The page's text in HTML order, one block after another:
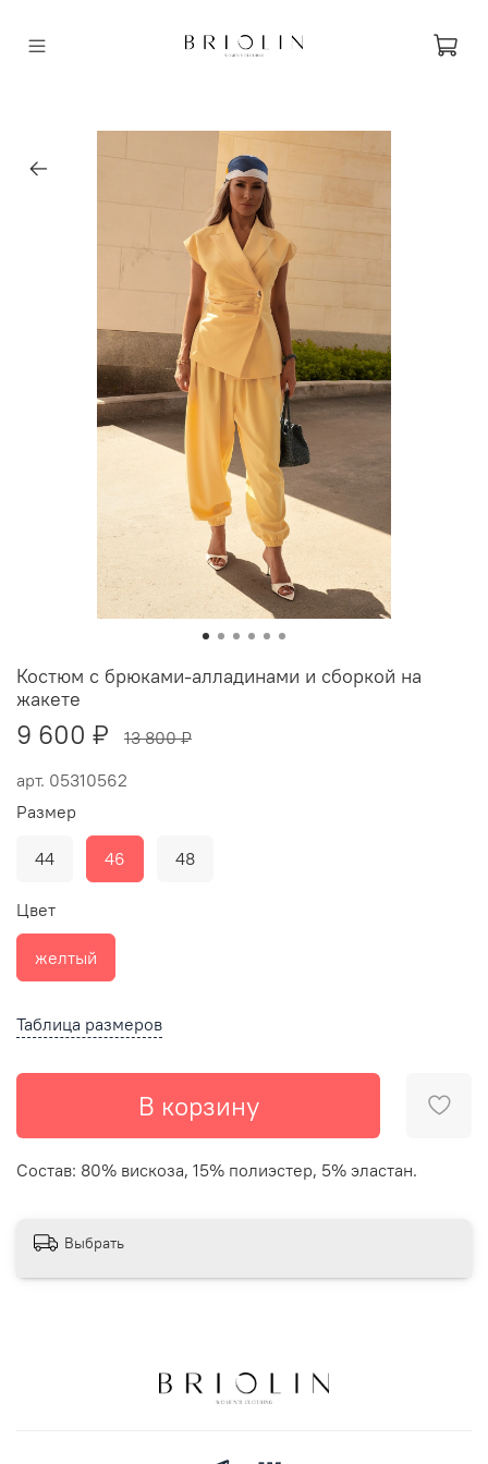
арт. 05310562
Костюм с брюками-алладинами и сборкой на
жакете
9 600 ₽ 13 800 ₽
Таблица размеров
В корзину
Размер
44 46 48
Цвет
желтый
Состав: 80% вискоза, 15% полиэстер, 5% эластан.
Выбрать